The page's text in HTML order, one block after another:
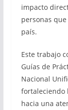
impacto
personas
país.
Este trabajo
Guías de
Nacional
fortaleciendo
hacia una